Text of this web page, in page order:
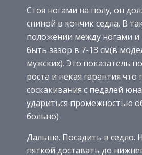
Стоя ногами на полу, он
спиной в кончик седла. В
положении между ногами
быть зазор в 7-13 см(в
мужских). Это показатель
роста и некая гарантия что
соскакивания с педалей
удариться промежностью
больно)
Дальше. Посадить в седло.
пяткой доставать до